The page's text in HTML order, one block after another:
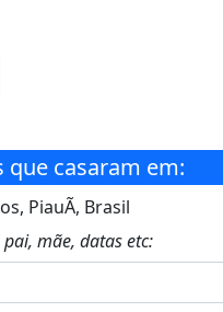
que casaram em:
PiauÃ­, Brasil
mãe, datas etc: